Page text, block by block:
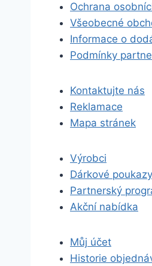
Ochrana
Všeobecné
Informace o
Podmínky
Kontaktujte nás
Reklamace
Mapa stránek
Výrobci
Dárkové poukazy
Partnerský
Akční nabídka
Můj účet
Historie